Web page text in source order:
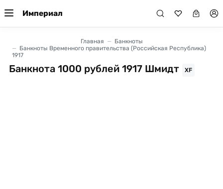
Империал
Главная
Банкноты
Банкноты Временного правительства (Российская Республика)
1917
Банкнота 1000 рублей 1917 Шмидт XF